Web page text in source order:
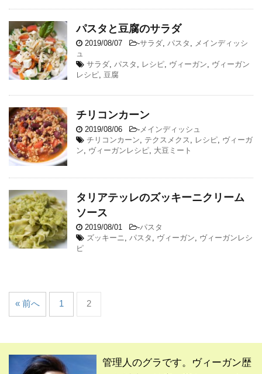
パスタと豆腐のサラダ
2019/08/07 -サラダ パスタ
メインディッシ
ュ
サラダ パスタ レシピ ヴィーガン
ヴィーガン
レシピ 豆腐
チリコンカーン
2019/08/06 - メインディッシュ
チリコンカーン
テクスメクス レシピ ヴィーガ
ン
ヴィーガンレシピ 大豆ミート
タリアテッレのズッキーニクリーム
ソース
2019/08/01 -パスタ
ズッキーニ
パスタ ヴィーガン
ヴィーガンレシ
ピ
« 前へ 1 2
管理人のグラです。ヴィーガン歴